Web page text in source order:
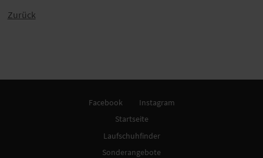
Zurück
Facebook
Instagram
Startseite
Laufschuhfinder
Sonderangebote